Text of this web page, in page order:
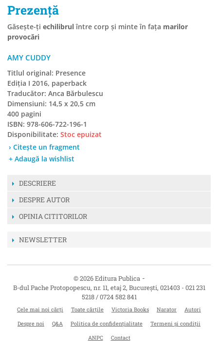
Prezenţă
Găseşte-ţi echilibrulîntre corp şi minte în faţa marilor
provocări
AMY CUDDY
Titlul original: Presence
Ediția I 2016, paperback
Traducător: Anca Bărbulescu
Dimensiuni: 14,5 x 20,5 cm
400 pagini
ISBN: 978-606-722-196-1
Disponibilitate: Stoc epuizat
› Citește un fragment
+ Adaugă la wishlist
DESCRIERE
DESPRE AUTOR
OPINIA CITITORILOR
NEWSLETTER
© 2026 Editura Publica-
B-dul Pache Protopopescu, nr. 11, etaj 2, București, 021403 - 021 231
5218 / 0724 582 841
Cele mai noi cărți Toate cărțile Victoria Books Narator
Autori
Despre noi
Q&A Politica de confidențialitate
Termeni și condiții
ANPC
Contact